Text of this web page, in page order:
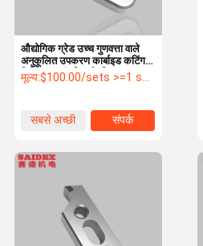
औद्योगिक ग्रेड उच्च गुणवत्ता वाले
अनुकूलित उपकरण कार्बाइड कटिंग
मिलिंग टूल एंडमिल के लिए
मूल्य:$100.00/sets >=1 sets
सबसे अच्छी
संपर्क